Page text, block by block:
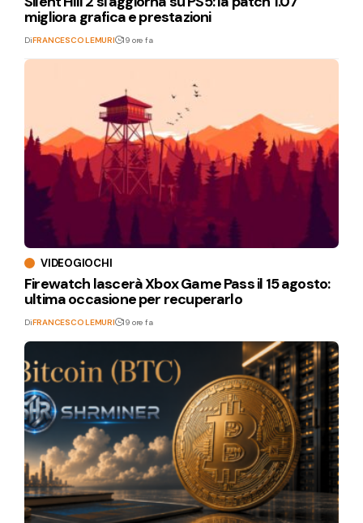
migliora grafica e prestazioni
DiFRANCESCO LEMURI 19 ore fa
VIDEOGIOCHI
Firewatch lascerà Xbox Game Pass il 15 agosto:
ultima occasione per recuperarlo
DiFRANCESCO LEMURI 19 ore fa